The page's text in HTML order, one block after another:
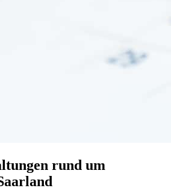
rund um